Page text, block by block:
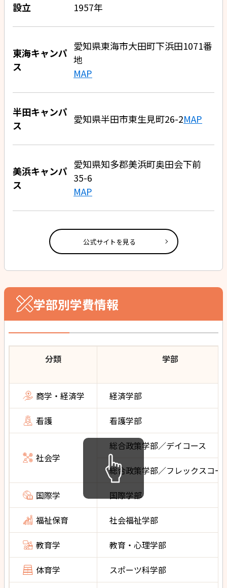
設立 1957年
東海キャンパ
ス
愛知県東海市大田町下浜田1071番
地
MAP
半田キャンパ
ス
愛知県半田市東生見町26-2MAP
美浜キャンパ
ス
愛知県知多郡美浜町奥田会下前
35-6
MAP
公式サイトを見る
学部別学費情報
分類 学部
商学・経済学 経済学部
看護 看護学部
社会学
総合政策学部／デイコース
総合政策学部／フレックスコー
国際学 国際学部
福祉保育 社会福祉学部
教育学 教育・心理学部
体育学 スポーツ科学部